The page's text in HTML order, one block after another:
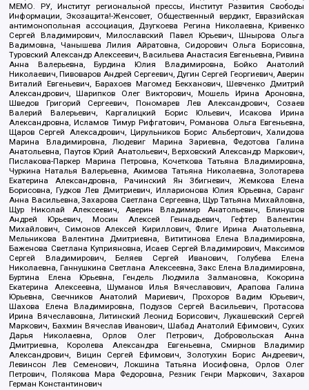
МЕМО. РУ, Институт региональной прессы, Институт Развития Свободы
Информации, Экозащита!-Женсовет, Общественный вердикт, Евразийская
антимонопольная ассоциация, Дзугкоева Регина Николаевна, Кривенко
Сергей Владимирович, Милославский Павел Юрьевич, Шнырова Ольга
Вадимовна, Чанышева Лилия Айратовна, Сидорович Ольга Борисовна,
Туровский Александр Алексеевич, Васильева Анастасия Евгеньевна, Ривина
Анна Валерьевна, Бурдина Юлия Владимировна, Бойко Анатолий
Николаевич, Пивоваров Андрей Сергеевич, Дугин Сергей Георгиевич, Аверин
Виталий Евгеньевич, Барахоев Магомед Бекханович, Шевченко Дмитрий
Александрович, Шарипков Олег Викторович, Мошель Ирина Ароновна,
Шведов Григорий Сергеевич, Пономарев Лев Александрович, Созаев
Валерий Валерьевич, Каргалицкий Борис Юльевич, Исакова Ирина
Александровна, Исламов Тимур Рифгатович, Романова Ольга Евгеньевна,
Щаров Сергей Алексадрович, Цирульников Борис Альбертович, Халидова
Марина Владимировна, Людевиг Марина Зариевна, Федотова Галина
Анатольевна, Паутов Юрий Анатольевич, Верховский Александр Маркович,
Пислакова-Паркер Марина Петровна, Кочеткова Татьяна Владимировна,
Чуркина Наталья Валерьевна, Акимова Татьяна Николаевна, Золотарева
Екатерина Александровна, Рачинский Ян Збигневич, Жемкова Елена
Борисовна, Гудков Лев Дмитриевич, Илларионова Юлия Юрьевна, Саранг
Анна Васильевна, Захарова Светлана Сергеевна, Щур Татьяна Михайловна,
Щур Николай Алексеевич, Аверин Владимир Анатольевич, Блинушов
Андрей Юрьевич, Мосин Алексей Геннадьевич, Гефтер Валентин
Михайлович, Симонов Алексей Кириллович, Флиге Ирина Анатольевна,
Мельникова Валентина Дмитриевна, Вититинова Елена Владимировна,
Баженова Светлана Куприяновна, Исаев Сергей Владимирович, Максимов
Сергей Владимирович, Беляев Сергей Иванович, Голубева Елена
Николаевна, Ганнушкина Светлана Алексеевна, Закс Елена Владимировна,
Буртина Елена Юрьевна, Гендель Людмила Залмановна, Кокорина
Екатерина Алексеевна, Шуманов Илья Вячеславович, Арапова Галина
Юрьевна, Свечников Анатолий Мариевич, Прохоров Вадим Юрьевич,
Шахова Елена Владимировна, Подузов Сергей Васильевич, Протасова
Ирина Вячеславовна, Литинский Леонид Борисович, Лукашевский Сергей
Маркович, Бахмин Вячеслав Иванович, Шабад Анатолий Ефимович, Сухих
Дарья Николаевна, Орлов Олег Петрович, Добровольская Анна
Дмитриевна, Королева Александра Евгеньевна, Смирнов Владимир
Александрович, Вицин Сергей Ефимович, Золотухин Борис Андреевич,
Левинсон Лев Семенович, Локшина Татьяна Иосифовна, Орлов Олег
Петрович, Полякова Мара Федоровна, Резник Генри Маркович, Захаров
Герман Константинович